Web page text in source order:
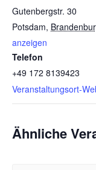
Gutenbergstr. 30
Potsdam,
anzeigen
Telefon
+49 172 8139423
Veranstaltungsort-
Ähnliche